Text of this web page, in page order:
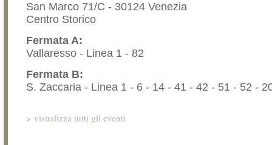
San Marco 71/C - 30124 Venezia
Centro Storico
Fermata A:
Vallaresso - Linea 1 - 82
Fermata B:
S. Zaccaria - Linea 1 - 6 - 14 - 41 - 42 - 51 - 52 -
> visualizza tutti gli eventi